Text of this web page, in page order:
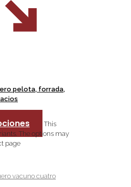
pelota, forrada,
This
The options may
page